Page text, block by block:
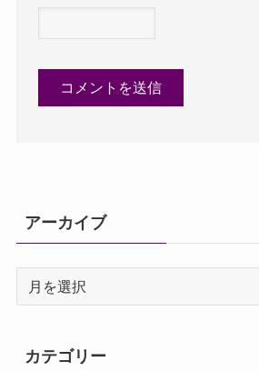
アーカイブ
カテゴリー